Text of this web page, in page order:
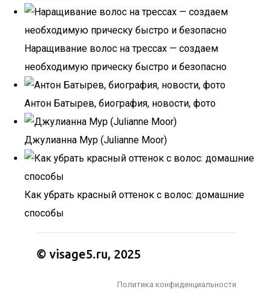
Наращивание волос на трессах — создаем
необходимую прическу быстро и безопасно
Антон Батырев, биография, новости, фото
Джулианна Мур (Julianne Moor)
Как убрать красный оттенок с волос: домашние
способы
© visage5.ru, 2025
Политика конфиденциальности